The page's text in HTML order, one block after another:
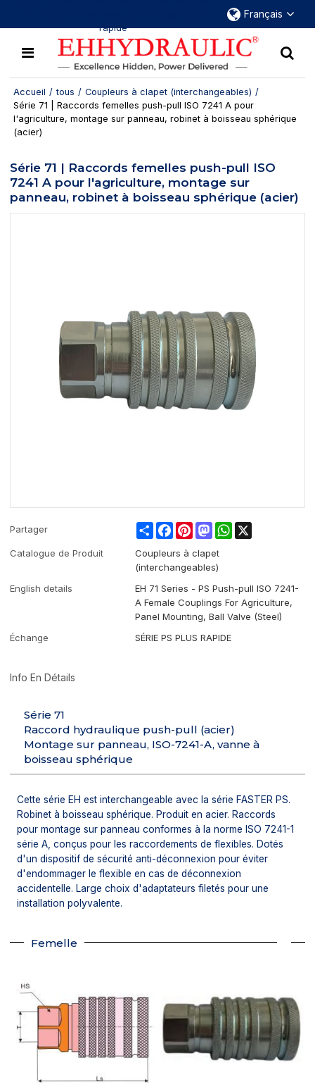
rapide
Français
Accueil / tous / Coupleurs à clapet (interchangeables) /
Série 71 | Raccords femelles push-pull ISO 7241 A pour
l'agriculture, montage sur panneau, robinet à boisseau sphérique
(acier)
Série 71 | Raccords femelles push-pull ISO
7241 A pour l'agriculture, montage sur
panneau, robinet à boisseau sphérique (acier)
Partager ShareFacebookPinterestMastodonWhatsApp
Catalogue de Produit
Coupleurs à clapet
(interchangeables)
English details
EH 71 Series - PS Push-pull ISO 7241-
A Female Couplings For Agriculture,
Panel Mounting, Ball Valve (Steel)
Échange
SÉRIE PS PLUS RAPIDE
Info En Détails
Série 71
Raccord hydraulique push-pull (acier)
Montage sur panneau, ISO-7241-A, vanne à
boisseau sphérique
Cette série EH est interchangeable avec la série FASTER PS.
Robinet à boisseau sphérique. Produit en acier. Raccords
pour montage sur panneau conformes à la norme ISO 7241-1
série A, conçus pour les raccordements de flexibles. Dotés
d'un dispositif de sécurité anti-déconnexion pour éviter
d'endommager le flexible en cas de déconnexion
accidentelle. Large choix d'adaptateurs filetés pour une
installation polyvalente.
Femelle